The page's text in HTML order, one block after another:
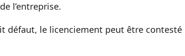
l’entreprise.
défaut, le licenciement peut être